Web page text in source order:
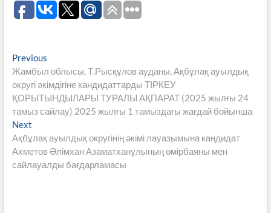
Навигация
по
записям
PreviousPrevious
post:
Жамбыл облысы, Т.Рысқұлов ауданы, Ақбұлақ ауылдық
округі әкімдігіне кандидаттарды ТІРКЕУ
ҚОРЫТЫНДЫЛАРЫ ТУРАЛЫ АҚПАРАТ (2025 жылғы 24
тамыз сайлау) 2025 жылғы 1 тамыздағы жағдай бойынша
NextNext
post:
Ақбұлақ ауылдық округінің әкімі лауазымына кандидат
Ахметов Әлімхан Азаматханұлының өмірбаяны мен
сайлауалды бағдарламасы